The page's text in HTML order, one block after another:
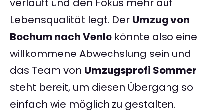
verläuft und den Fokus mehr auf
Lebensqualität legt. Der Umzug von
Bochum nach Venlo könnte also eine
willkommene Abwechslung sein und
das Team von Umzugsprofi Sommer
steht bereit, um diesen Übergang so
einfach wie möglich zu gestalten.